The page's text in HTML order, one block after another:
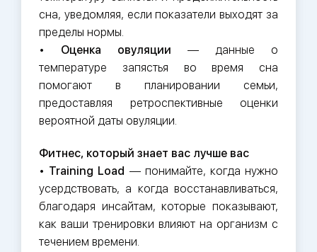
сна, уведомляя, если показатели выходят за
пределы нормы.
• Оценка овуляции — данные о
температуре запястья во время сна
помогают в планировании семьи,
предоставляя ретроспективные оценки
вероятной даты овуляции.
Фитнес, который знает вас лучше вас
• Training Load — понимайте, когда нужно
усердствовать, а когда восстанавливаться,
благодаря инсайтам, которые показывают,
как ваши тренировки влияют на организм с
течением времени.